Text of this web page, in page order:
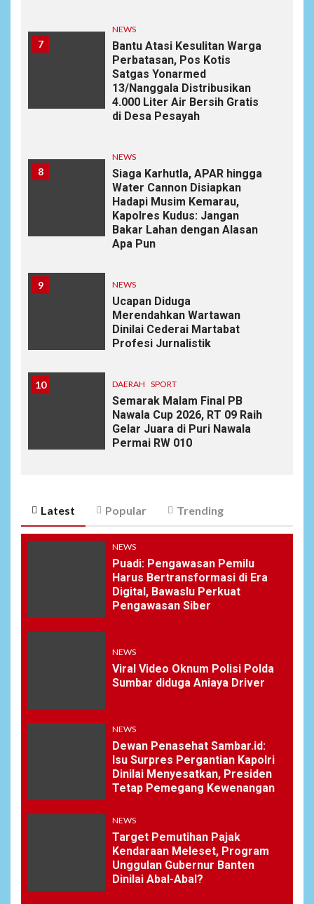
7
NEWS
Bantu Atasi Kesulitan Warga
Perbatasan, Pos Kotis
Satgas Yonarmed
13/Nanggala Distribusikan
4.000 Liter Air Bersih Gratis
di Desa Pesayah
8
NEWS
Siaga Karhutla, APAR hingga
Water Cannon Disiapkan
Hadapi Musim Kemarau,
Kapolres Kudus: Jangan
Bakar Lahan dengan Alasan
Apa Pun
9 NEWS
Ucapan Diduga
Merendahkan Wartawan
Dinilai Cederai Martabat
Profesi Jurnalistik
10 DAERAH SPORT
Semarak Malam Final PB
Nawala Cup 2026, RT 09 Raih
Gelar Juara di Puri Nawala
Permai RW 010
Latest Popular Trending
NEWS
Puadi: Pengawasan Pemilu
Harus Bertransformasi di Era
Digital, Bawaslu Perkuat
Pengawasan Siber
NEWS
Viral Video Oknum Polisi Polda
Sumbar diduga Aniaya Driver
NEWS
Dewan Penasehat Sambar.id:
Isu Surpres Pergantian Kapolri
Dinilai Menyesatkan, Presiden
Tetap Pemegang Kewenangan
NEWS
Target Pemutihan Pajak
Kendaraan Meleset, Program
Unggulan Gubernur Banten
Dinilai Abal-Abal?